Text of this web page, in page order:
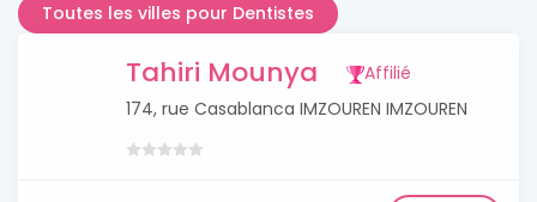
Toutes les villes pour Dentistes
Tahiri Mounya
Affilié
174, rue Casablanca IMZOUREN IMZOUREN